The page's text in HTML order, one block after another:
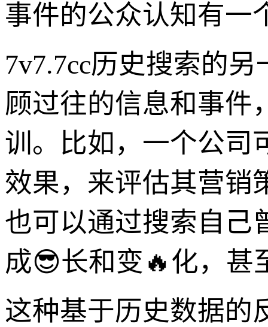
事件的公众认知有一
7v7.7cc历史搜索的
顾过往的信息和事件
训。比如，一个公司
效果，来评估其营销
也可以通过搜索自己
成😎长和变🔥化，甚
这种基于历史数据的